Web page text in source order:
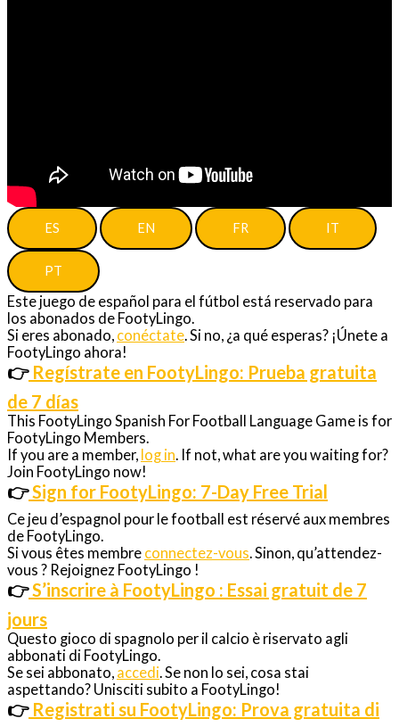
ES EN FR IT
PT
Este juego de español para el fútbol está reservado para
los abonados de FootyLingo.
Si eres abonado, conéctate. Si no, ¿a qué esperas? ¡Únete a
FootyLingo ahora!
👉 Regístrate en FootyLingo: Prueba gratuita
de 7 días
This FootyLingo Spanish For Football Language Game is for
FootyLingo Members.
If you are a member, log in. If not, what are you waiting for?
Join FootyLingo now!
👉Sign for FootyLingo: 7-Day Free Trial
Ce jeu d’espagnol pour le football est réservé aux membres
de FootyLingo.
Si vous êtes membre connectez-vous. Sinon, qu’attendez-
vous ? Rejoignez FootyLingo !
👉S’inscrire à FootyLingo : Essai gratuit de 7
jours
Questo gioco di spagnolo per il calcio è riservato agli
abbonati di FootyLingo.
Se sei abbonato, accedi. Se non lo sei, cosa stai
aspettando? Unisciti subito a FootyLingo!
👉 Registrati su FootyLingo: Prova gratuita di